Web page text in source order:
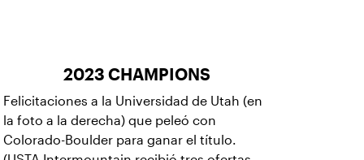
2023 CHAMPIONS
Felicitaciones a la Universidad de Utah (en
la foto a la derecha) que peleó con
Colorado-Boulder para ganar el título.